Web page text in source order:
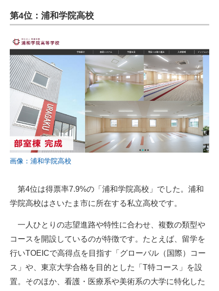
第4位：浦和学院高校
画像：浦和学院高校
第4位は得票率7.9%の「浦和学院高校」でした。浦和
学院高校はさいたま市に所在する私立高校です。
一人ひとりの志望進路や特性に合わせ、複数の類型や
コースを開設しているのが特徴です。たとえば、留学を
行いTOEICで高得点を目指す「グローバル（国際）コー
ス」や、東京大学合格を目的とした「T特コース」を設
置。そのほか、看護・医療系や美術系の大学に特化した